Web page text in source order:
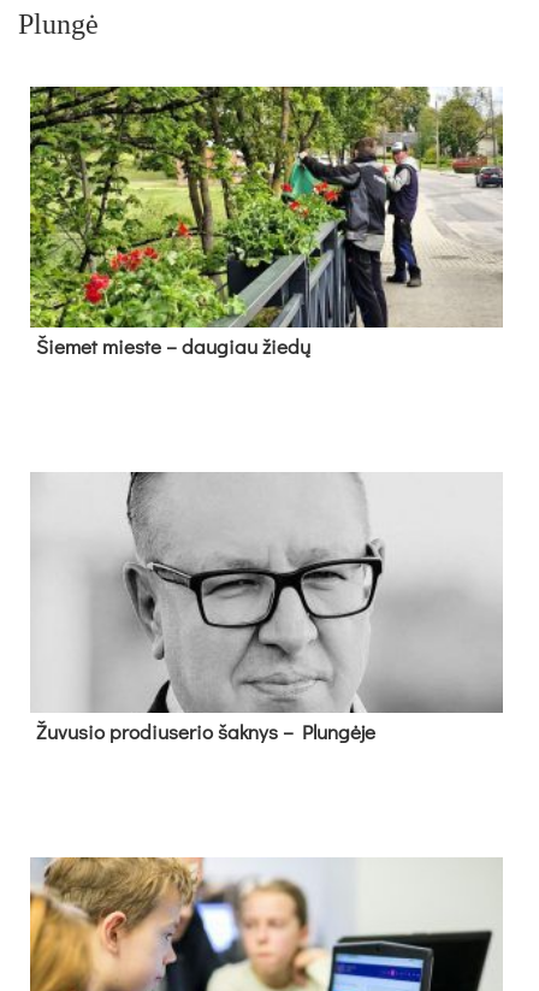
Plungė
Šie­met mies­te – dau­giau žie­dų
Žu­vu­sio pro­diu­se­rio šak­nys – Plun­gė­je